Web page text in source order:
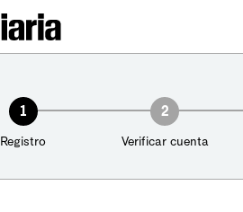
1
Registro
2
Verificar cuenta